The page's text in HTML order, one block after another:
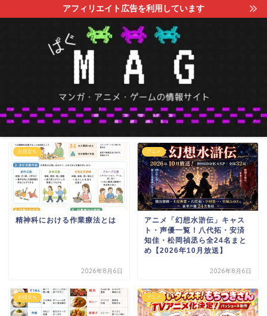
アフィリエイト広告を利用しています
お役立ち
精神科における作業療法とは
2026年8月6日
アニメ
アニメ「幻想水滸伝」キャス
ト・声優一覧！八代拓・安済
知佳・松岡禎丞ら全24名まと
め【2026年10月放送】
2026年8月6日
お役立ち アニメ